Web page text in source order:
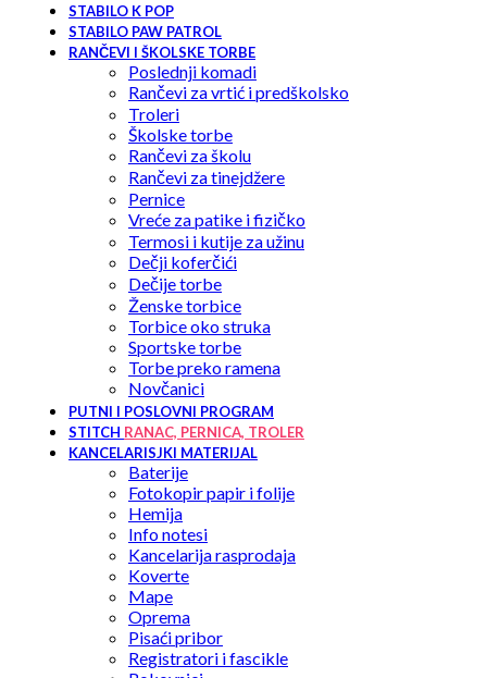
STABILO K POP
STABILO PAW PATROL
RANČEVI I ŠKOLSKE TORBE
Poslednji komadi
Rančevi za vrtić i predškolsko
Troleri
Školske torbe
Rančevi za školu
Rančevi za tinejdžere
Pernice
Vreće za patike i fizičko
Termosi i kutije za užinu
Dečji koferčići
Dečije torbe
Ženske torbice
Torbice oko struka
Sportske torbe
Torbe preko ramena
Novčanici
PUTNI I POSLOVNI PROGRAM
STITCH RANAC, PERNICA, TROLER
KANCELARISJKI MATERIJAL
Baterije
Fotokopir papir i folije
Hemija
Info notesi
Kancelarija rasprodaja
Koverte
Mape
Oprema
Pisaći pribor
Registratori i fascikle